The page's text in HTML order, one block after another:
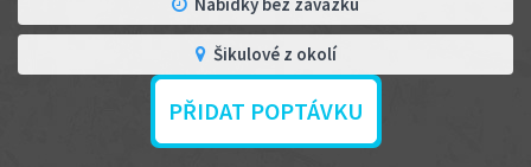
Šikulové z okolí
PŘIDAT POPTÁVKU